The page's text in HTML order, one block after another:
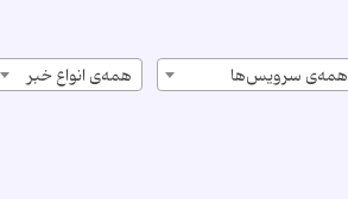
همه‌ی سرویس‌ها همه‌ی انواع خبر